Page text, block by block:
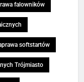
falowników
softstartów
Trójmiasto